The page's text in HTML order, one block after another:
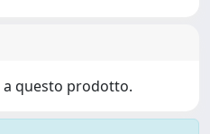
a questo prodotto.